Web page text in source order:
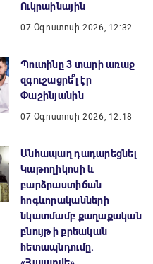
Ուկրաինային
07 Օգոստոսի 2026, 12:32
Պուտինը 3 տարի առաջ
զգուշացրե՞լ էր
Փաշինյանին
07 Օգոստոսի 2026, 12:18
Անհապաղ դադարեցնել
Կաթողիկոսի և
բարձրաստիճան
հոգևորականների
նկատմամբ քաղաքական
բնույթի քրեական
հետապնդումը.